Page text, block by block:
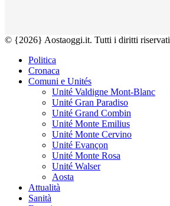
© {2026} Aostaoggi.it. Tutti i diritti riservati
Politica
Cronaca
Comuni e Unités
Unité Valdigne Mont-Blanc
Unité Gran Paradiso
Unité Grand Combin
Unité Monte Emilius
Unité Monte Cervino
Unité Evançon
Unité Monte Rosa
Unité Walser
Aosta
Attualità
Sanità